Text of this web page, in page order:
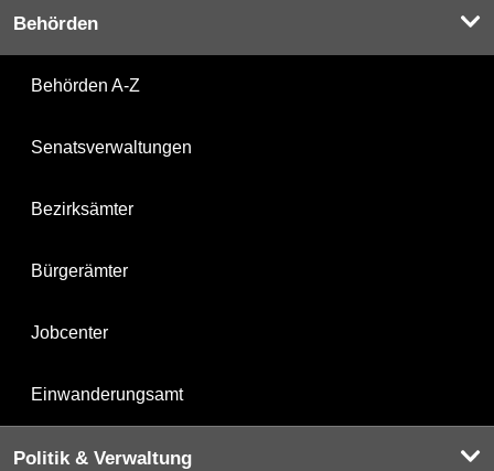
Behörden
Behörden A-Z
Senatsverwaltungen
Bezirksämter
Bürgerämter
Jobcenter
Einwanderungsamt
Politik & Verwaltung